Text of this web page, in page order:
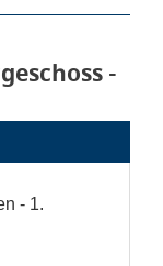
-
- 1.